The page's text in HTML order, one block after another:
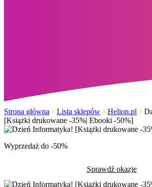
Strona główna Lista sklepów Helion.pl
[Książki drukowane -35%| Ebooki -50%]
Wyprzedaż do -50%
Sprawdź okazje